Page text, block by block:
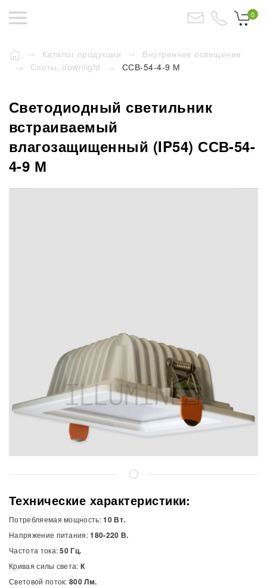
0
Каталог продукции
Внутреннее освещение
Споты, downlight
ССВ-54-4-9 М
Светодиодный светильник
встраиваемый
влагозащищенный (IP54) ССВ-54-
4-9 М
Технические характеристики:
Потребляемая мощность:10 Вт.
Напряжение питания:180-220 В.
Частота тока:50 Гц.
Кривая силы света:К
Световой поток:800 Лм.